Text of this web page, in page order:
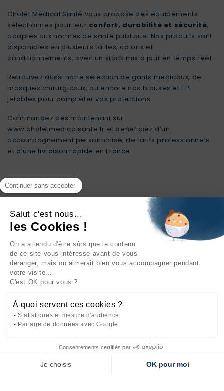
Cholet Médical Santé vous propose des équipements
sélectionnés pour leur confort, durabilité et sécurité,
adaptés aux normes de santé publique. Nos produits sont
disponibles en plusieurs tailles, coloris et
conditionnements, avec un stock mis à jour en temps réel.
Retrouvez aussi notre sélection de gants médicaux, de
masques chirurgicaux, ou encore nos blouses et EPI
jetables pour compléter vos protections.
Commandez dès maintenant sur
www.choletmedicalsante.fr et bénéficiez d’un
accompagnement personnalisé, de tarifs professionnels
et d’une livraison rapide en France.
INFORMATIONS
NOTRE SOCIÉTÉ
NOS PRODUITS
CATÉGORIES
Site réalisé par l'agence web Makeo
Continuer sans accepter
Salut c'est nous...
les Cookies !
On a attendu d'être sûrs que le contenu
de ce site vous intéresse avant de vous
déranger, mais on aimerait bien vous accompagner pendant
votre visite...
C'est OK pour vous ?
À quoi servent ces cookies ?
Statistiques et mesure d'audience
Partage de données avec Google
Consentements certifiés par
Je choisis
OK pour moi